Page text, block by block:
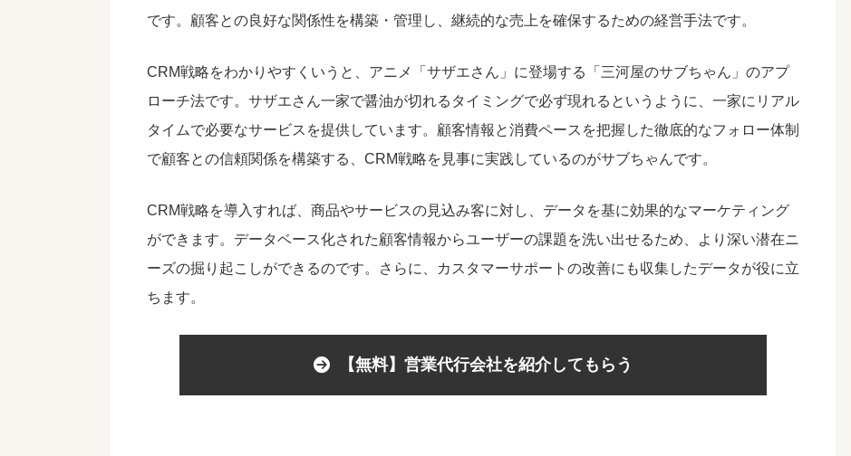
です。顧客との良好な関係性を構築・管理し、継続的な売上を確保するための経営手法です。
CRM戦略をわかりやすくいうと、アニメ「サザエさん」に登場する「三河屋のサブちゃん」のアプ
ローチ法です。サザエさん一家で醤油が切れるタイミングで必ず現れるというように、一家にリアル
タイムで必要なサービスを提供しています。顧客情報と消費ペースを把握した徹底的なフォロー体制
で顧客との信頼関係を構築する、CRM戦略を見事に実践 しているのがサブちゃんです。
CRM戦略を導入すれば、 商品やサービスの見込み客に対し、データを基に効果的なマーケティング
ができます。データベース化された顧客情報からユーザーの課題を洗い出せるため、より深い潜在ニ
ーズの掘り起こしができるのです。さらに、カスタマーサポートの改善にも収集したデータが役に立
ちます。
【無料】営業代行会社を紹介してもらう